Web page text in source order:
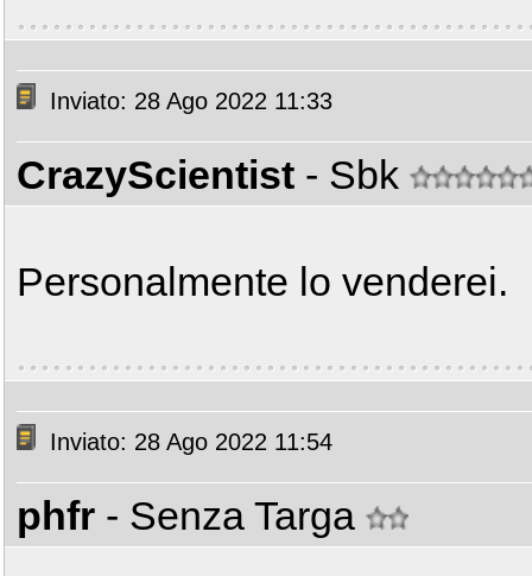
Inviato: 28 Ago 2022 11:33
CrazyScientist - Sbk
Personalmente lo venderei.
Inviato: 28 Ago 2022 11:54
phfr - Senza Targa